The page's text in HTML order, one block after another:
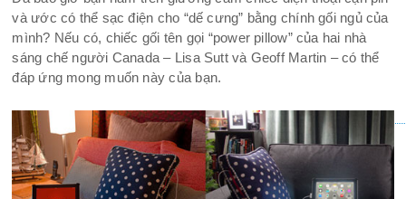
và ước có thể sạc điện cho “dế cưng” bằng chính gối ngủ của
mình? Nếu có, chiếc gối tên gọi “power pillow” của hai nhà
sáng chế người Canada – Lisa Sutt và Geoff Martin – có thể
đáp ứng mong muốn này của bạn.